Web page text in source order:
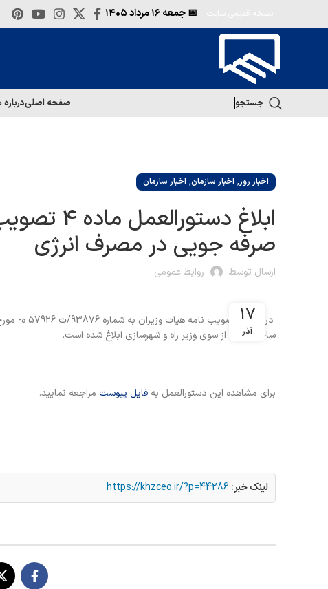
📅 جمعه
جستجو صفحه اصلی
اخبار روز, اخبار سازمان, اخبار سازمان
ابلاغ
صرفه جویی در مصرف انرژی
ارسال توسط روابط عمومی
17
آذر
ساختمان ها از سوی وزیر راه و شهرسازی ابلاغ شده است.
برای مشاهده این دستورالعمل به فایل پیوست مراجعه نمایید.
لینک خبر: https://khzceo.ir/?p=44286